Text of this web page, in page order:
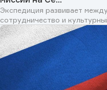
Экспедиция развивает
сотрудничество и